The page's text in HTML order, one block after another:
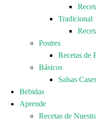
Tradicional
Postres
Recetas de
Básicos
Salsas
Bebidas
Aprende
Recetas de